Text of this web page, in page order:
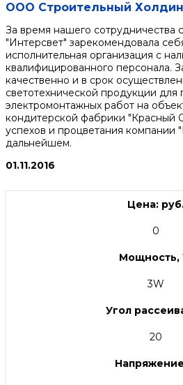
ООО Строительный
За время нашего сотрудничества
"Интерсвет" зарекомендовала
исполнительная организация с
квалифицированного персонала.
качественно и в срок
светотехнической продукции для
электромонтажных работ на
кондитерской фабрики "Красный
успехов и процветания компании
дальнейшем.
01.11.2016
Цена:
0
Мощность,
3W
Угол
20